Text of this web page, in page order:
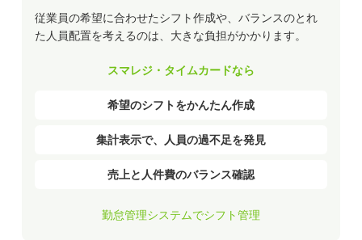
従業員の希望に合わせたシフト作成や、バランスのとれ
た人員配置を考えるのは、大きな負担がかかります。
スマレジ・タイムカードなら
希望のシフトをかんたん作成
集計表示で、人員の過不足を発見
売上と人件費のバランス確認
勤怠管理システムでシフト管理